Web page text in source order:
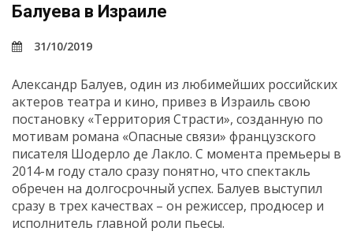
Балуева в Израиле
31/10/2019
Александр Балуев, один из любимейших российских
актеров театра и кино, привез в Израиль свою
постановку «Территория Страсти», созданную по
мотивам романа «Опасные связи» французского
писателя Шодерло де Лакло. С момента премьеры в
2014-м году стало сразу понятно, что спектакль
обречен на долгосрочный успех. Балуев выступил
сразу в трех качествах – он режиссер, продюсер и
исполнитель главной роли пьесы.